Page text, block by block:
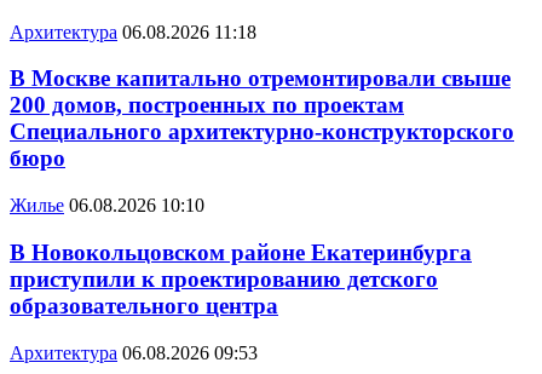
Архитектура 06.08.2026 11:18
В Москве капитально отремонтировали свыше
200 домов, построенных по проектам
Специального архитектурно-конструкторского
бюро
Жилье 06.08.2026 10:10
В Новокольцовском районе Екатеринбурга
приступили к проектированию детского
образовательного центра
Архитектура 06.08.2026 09:53